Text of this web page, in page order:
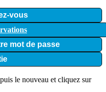
vous
mot de passe
le nouveau et cliquez sur